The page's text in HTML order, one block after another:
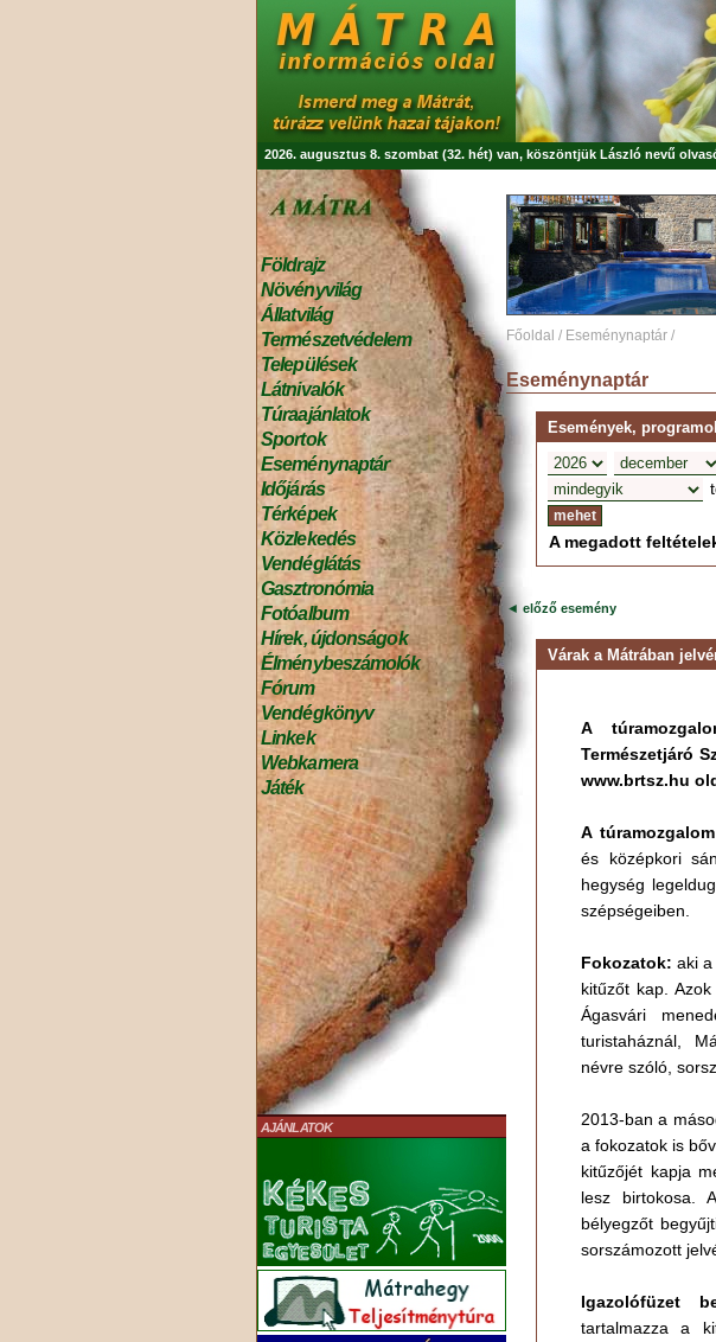
2026. augusztus 8. szombat (32. hét) van, köszöntjük László nevű
Földrajz
Növényvilág
Állatvilág
Természetvédelem
Települések
Látnivalók
Túraajánlatok
Sportok
Eseménynaptár
Időjárás
Térképek
Közlekedés
Vendéglátás
Gasztronómia
Fotóalbum
Hírek, újdonságok
Élménybeszámolók
Fórum
Vendégkönyv
Linkek
Webkamera
Játék
AJÁNLATOK
Főoldal / Eseménynaptár /
Eseménynaptár
Események,
A megadott
◄ előző esemény
Várak a Mátrában
A
Természetjáró
www.brtsz.hu
A
és középkori
hegység
szépségeiben.
Fokozatok: aki a
kitűzőt kap.
Ágasvári
turistaháznál,
névre szóló,
2013-ban a
a fokozatok is
kitűzőjét kapja
lesz birtokosa.
bélyegzőt
sorszámozott
Igazolófüzet
tartalmazza a